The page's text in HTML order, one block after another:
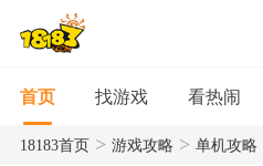
首页 找游戏 看热闹
18183首页> 游戏攻略 > 单机攻略